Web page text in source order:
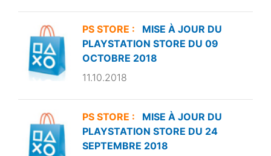
PS STORE :
MISE À JOUR DU
PLAYSTATION STORE DU 09
OCTOBRE 2018
11.10.2018
PS STORE :
MISE À JOUR DU
PLAYSTATION STORE DU 24
SEPTEMBRE 2018